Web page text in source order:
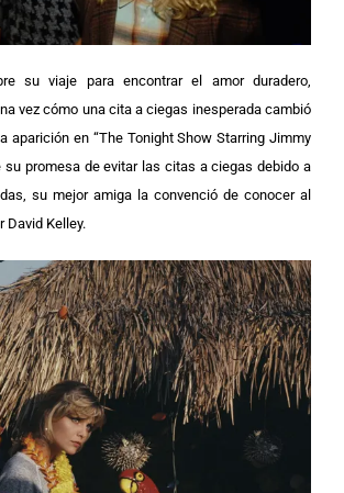
su viaje para encontrar el amor duradero,
vez cómo una cita a ciegas inesperada cambió
aparición en “The Tonight Show Starring Jimmy
su promesa de evitar las citas a ciegas debido a
su mejor amiga la convenció de conocer al
David Kelley.